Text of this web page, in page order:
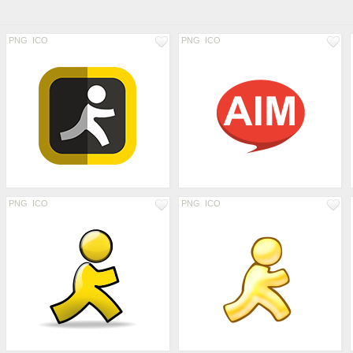
PNG ICO PNG ICO
PNG ICO PNG ICO